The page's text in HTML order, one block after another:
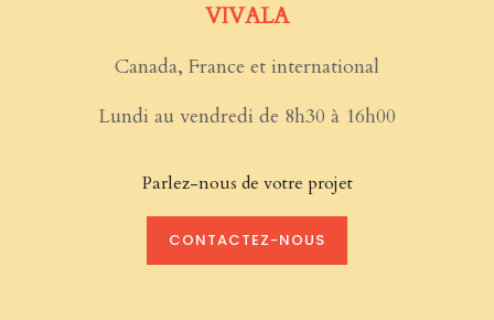
VIVALA
Canada, France et international
Lundi au vendredi de 8h30 à 16h00
Parlez-nous de votre projet
CONTACTEZ-NOUS